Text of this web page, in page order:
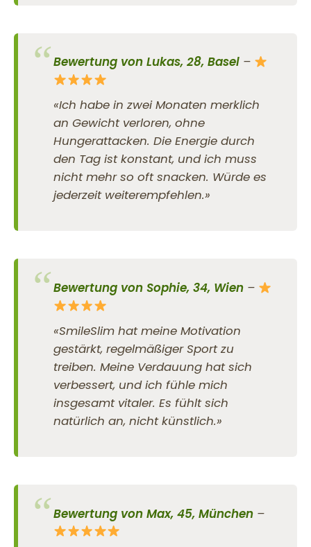
Bewertung von Lukas, 28, Basel –
«Ich habe in zwei Monaten merklich
an Gewicht verloren, ohne
Hungerattacken. Die Energie durch
den Tag ist konstant, und ich muss
nicht mehr so oft snacken. Würde es
jederzeit weiterempfehlen.»
Bewertung von Sophie, 34, Wien –
«SmileSlim hat meine Motivation
gestärkt, regelmäßiger Sport zu
treiben. Meine Verdauung hat sich
verbessert, und ich fühle mich
insgesamt vitaler. Es fühlt sich
natürlich an, nicht künstlich.»
Bewertung von Max, 45, München –